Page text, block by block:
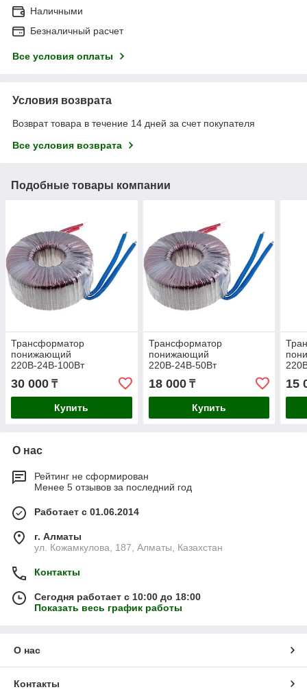
Наличными
Безналичный расчет
Все условия оплаты
Условия возврата
Возврат товара в течение 14 дней за счет покупателя
Все условия возврата
Подобные товары компании
Трансформатор
понижающий
220В-24В-100Вт
30 000 ₸
Купить
Трансформатор
понижающий
220В-24В-50Вт
18 000₸
Купить
15
О нас
Рейтинг не сформирован
Менее 5 отзывов за последний год
Работает с 01.06.2014
г. Алматы
ул. Кожамкулова, 187, Алматы, Казахстан
Контакты
Сегодня работает с 10:00 до 18:00
Показать весь график работы
О нас
Контакты